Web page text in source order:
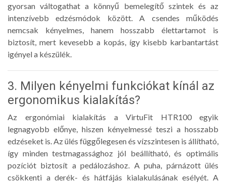
gyorsan váltogathat a könnyű bemelegítő szintek és az
intenzívebb edzésmódok között. A csendes működés
nemcsak kényelmes, hanem hosszabb élettartamot is
biztosít, mert kevesebb a kopás, így kisebb karbantartást
igényel a készülék.
3. Milyen kényelmi funkciókat kínál az
ergonomikus kialakítás?
Az ergonómiai kialakítás a VirtuFit HTR100 egyik
legnagyobb előnye, hiszen kényelmessé teszi a hosszabb
edzéseket is. Az ülés függőlegesen és vízszintesen is állítható,
így minden testmagassághoz jól beállítható, és optimális
pozíciót biztosít a pedálozáshoz. A puha, párnázott ülés
csökkenti a derék- és hátfájás kialakulásának esélyét. A